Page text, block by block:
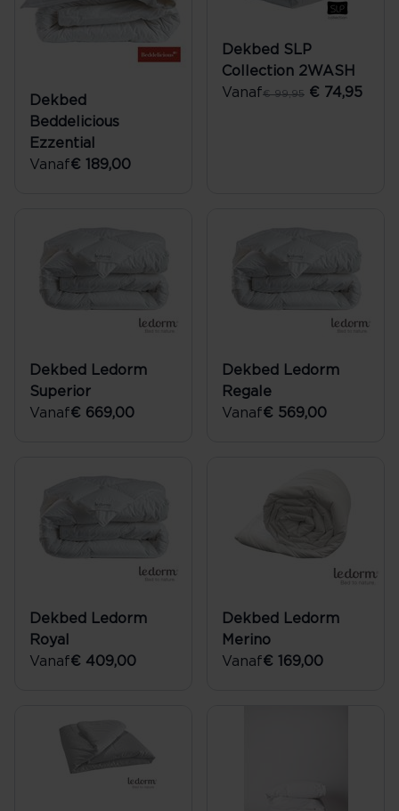
Dekbed
Beddelicious
Ezzential
Vanaf€ 189,00
Dekbed SLP
Collection 2WASH
Vanaf€ 99,95 € 74,95
Dekbed Ledorm
Superior
Vanaf€ 669,00
Dekbed Ledorm
Regale
Vanaf€ 569,00
Dekbed Ledorm
Royal
Vanaf€ 409,00
Dekbed Ledorm
Merino
Vanaf€ 169,00